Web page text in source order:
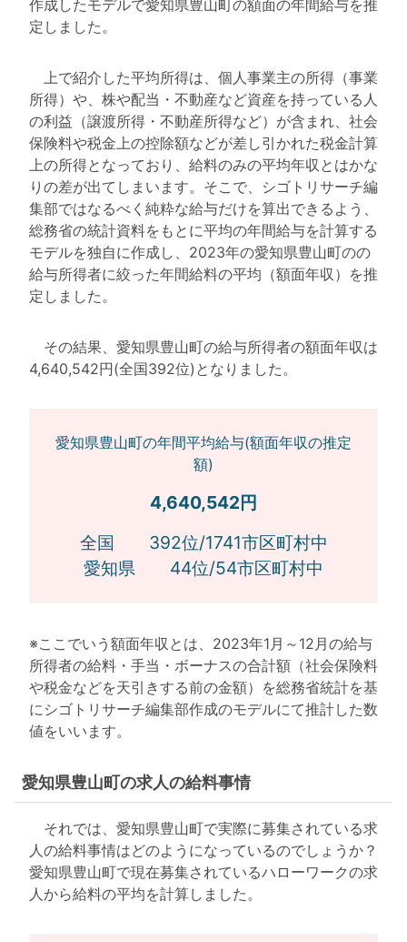
作成したモデルで愛知県豊山町の額面の年間給与を推
定しました。
上で紹介した平均所得は、個人事業主の所得（事業
所得）や、株や配当・不動産など資産を持っている人
の利益（譲渡所得・不動産所得など）が含まれ、社会
保険料や税金上の控除額などが差し引かれた税金計算
上の所得となっており、給料のみの平均年収とはかな
りの差が出てしまいます。そこで、シゴトリサーチ編
集部ではなるべく純粋な給与だけを算出できるよう、
総務省の統計資料をもとに平均の年間給与を計算する
モデルを独自に作成し、2023年の愛知県豊山町のの
給与所得者に絞った年間給料の平均（額面年収）を推
定しました。
その結果、愛知県豊山町の給与所得者の額面年収は
4,640,542円(全国392位)となりました。
愛知県豊山町の年間平均給与(額面年収の推定
額)
4,640,542円
全国 392位/1741市区町村中
愛知県 44位/54市区町村中
※ここでいう額面年収とは、2023年1月～12月の給与
所得者の給料・手当・ボーナスの合計額（社会保険料
や税金などを天引きする前の金額）を総務省統計を基
にシゴトリサーチ編集部作成のモデルにて推計した数
値をいいます。
愛知県豊山町の求人の給料事情
それでは、愛知県豊山町で実際に募集されている求
人の給料事情はどのようになっているのでしょうか？
愛知県豊山町で現在募集されているハローワークの求
人から給料の平均を計算しました。